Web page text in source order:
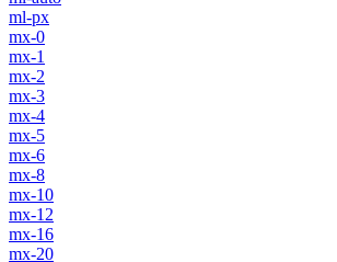
ml-px
mx-0
mx-1
mx-2
mx-3
mx-4
mx-5
mx-6
mx-8
mx-10
mx-12
mx-16
mx-20